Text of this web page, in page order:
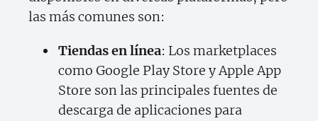
las más comunes son:
Tiendas en línea: Los marketplaces
como Google Play Store y Apple App
Store son las principales fuentes de
descarga de aplicaciones para